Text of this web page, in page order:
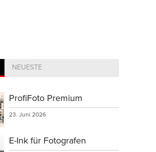
NEUESTE
ProfiFoto Premium
23. Juni 2026
E-Ink für Fotografen